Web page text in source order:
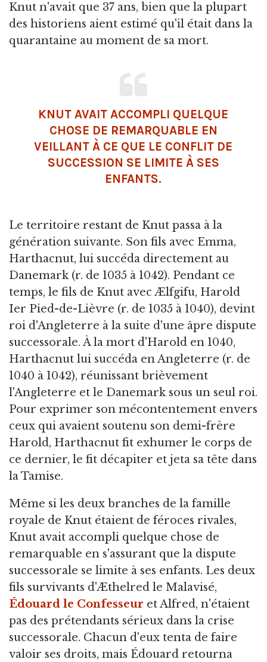
Knut n'avait que 37 ans, bien que la plupart
des historiens aient estimé qu'il était dans la
quarantaine au moment de sa mort.
KNUT AVAIT ACCOMPLI QUELQUE
CHOSE DE REMARQUABLE EN
VEILLANT À CE QUE LE CONFLIT DE
SUCCESSION SE LIMITE À SES
ENFANTS.
Le territoire restant de Knut passa à la
génération suivante. Son fils avec Emma,
Harthacnut, lui succéda directement au
Danemark (r. de 1035 à 1042). Pendant ce
temps, le fils de Knut avec Ælfgifu, Harold
Ier Pied-de-Lièvre (r. de 1035 à 1040), devint
roi d'Angleterre à la suite d'une âpre dispute
successorale. À la mort d'Harold en 1040,
Harthacnut lui succéda en Angleterre (r. de
1040 à 1042), réunissant brièvement
l'Angleterre et le Danemark sous un seul roi.
Pour exprimer son mécontentement envers
ceux qui avaient soutenu son demi-frère
Harold, Harthacnut fit exhumer le corps de
ce dernier, le fit décapiter et jeta sa tête dans
la Tamise.
Même si les deux branches de la famille
royale de Knut étaient de féroces rivales,
Knut avait accompli quelque chose de
remarquable en s'assurant que la dispute
successorale se limite à ses enfants. Les deux
fils survivants d'Æthelred le Malavisé,
Édouard le Confesseur et Alfred, n'étaient
pas des prétendants sérieux dans la crise
successorale. Chacun d'eux tenta de faire
valoir ses droits, mais Édouard retourna